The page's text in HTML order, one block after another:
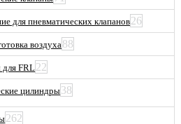
для пневматических клапанов26
воздуха88
для FRL22
цилиндры38
262